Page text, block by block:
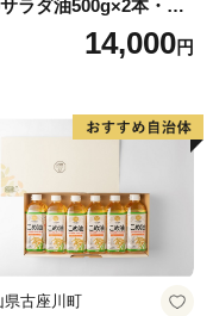
ビスについて】
ラインワンストッ
ふるまど」に変更
ページ」について
ております。
らワンストップ申
ラダ油500g×2本・こ
油500g×3本)セット [1
14,000円
県古座川町